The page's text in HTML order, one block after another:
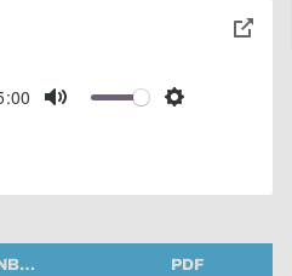
Mute Settings
toggle
PDF